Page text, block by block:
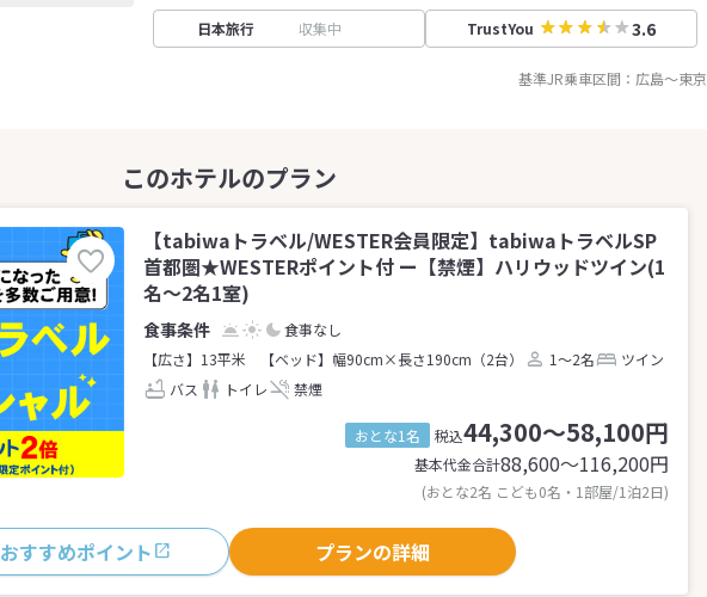
日本旅行 収集中 TrustYou 3.6
基準JR乗車区間： 広島～東京
【tabiwaトラベル/WESTER会員限定】tabiwaトラベルSP
首都圏★WESTERポイント付 ー【禁煙】ハリウッドツイン(1
名～2名1室)
食事なし
【広さ】13平米
【ベッド】幅90cm×長さ190cm（2台） 1～2名
ツイン
バス
トイレ 禁煙
おとな1名 税込44,300～58,100円
基本代金合計88,600〜116,200円
(おとな2名 こども0名・1部屋/1泊2日)
おすすめポイント プランの詳細